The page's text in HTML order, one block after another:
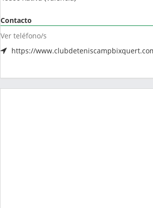
Contacto
Ver teléfono/s
https://